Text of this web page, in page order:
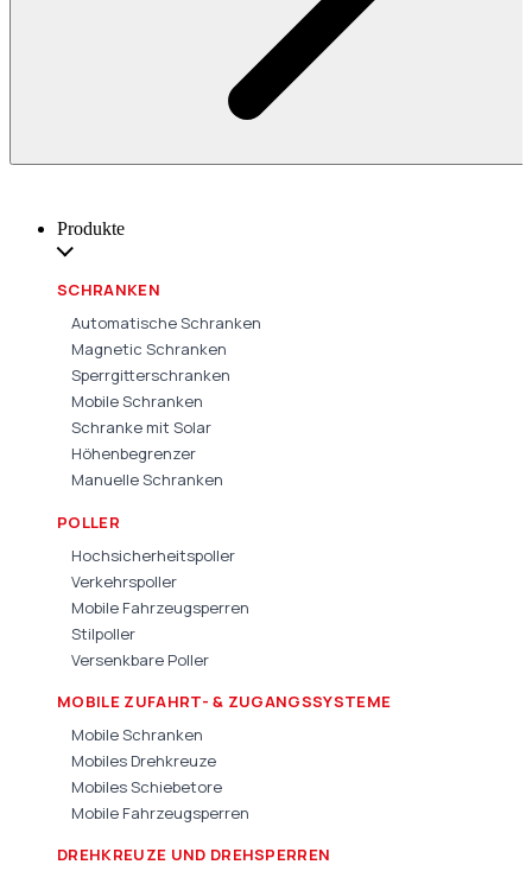
Produkte
SCHRANKEN
Automatische Schranken
Magnetic Schranken
Sperrgitterschranken
Mobile Schranken
Schranke mit Solar
Höhenbegrenzer
Manuelle Schranken
POLLER
Hochsicherheitspoller
Verkehrspoller
Mobile Fahrzeugsperren
Stilpoller
Versenkbare Poller
MOBILE ZUFAHRT- & ZUGANGSSYSTEME
Mobile Schranken
Mobiles Drehkreuze
Mobiles Schiebetore
Mobile Fahrzeugsperren
DREHKREUZE UND DREHSPERREN